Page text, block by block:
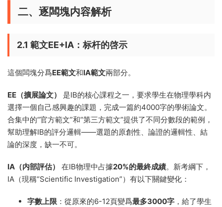
二、逐闆塊内容解析
2.1 範文EE+IA：标杆的啓示
這個闆塊分爲EE範文和IA範文兩部分。
EE（擴展論文）
是IB的核心課程之一，要求學生在物理學科内
選擇一個自己感興趣的課題，完成一篇約4000字的學術論文。
合集中的“官方範文”和“第三方範文”提供了不同分數段的範例，
幫助理解IB的評分邏輯——選題的原創性、論證的邏輯性、結
論的深度，缺一不可。
IA（内部評估） 在IB物理中占據20%的最終成績。新考綱下，
IA（現稱“Scientific Investigation”）有以下關鍵變化：
字數上限 ：從原來的6-12頁變爲最多3000字 ，給了學生